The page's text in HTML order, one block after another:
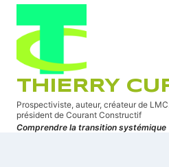
Aller
contenu
THIERRY
Prospectiviste, auteur, créateur de
président de Courant Constructif
Comprendre la transition systémique